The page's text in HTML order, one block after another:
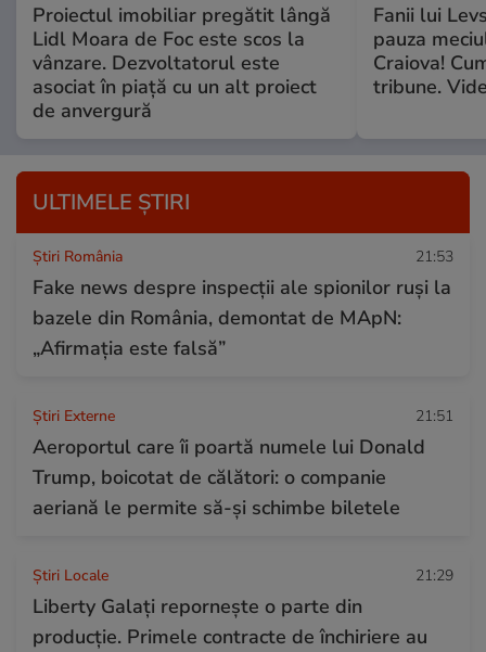
Proiectul imobiliar pregătit lângă
Lidl Moara de Foc este scos la
vânzare. Dezvoltatorul este
asociat în piață cu un alt proiect
de anvergură
Fanii lui
pauza
Craiova!
tribune.
ULTIMELE ȘTIRI
Știri România 21:53
Fake news despre inspecții ale spionilor ruși la
bazele din România, demontat de MApN:
„Afirmația este falsă”
Știri Externe 21:51
Aeroportul care îi poartă numele lui Donald
Trump, boicotat de călători: o companie
aeriană le permite să-și schimbe biletele
Știri Locale 21:29
Liberty Galați repornește o parte din
producție. Primele contracte de închiriere au